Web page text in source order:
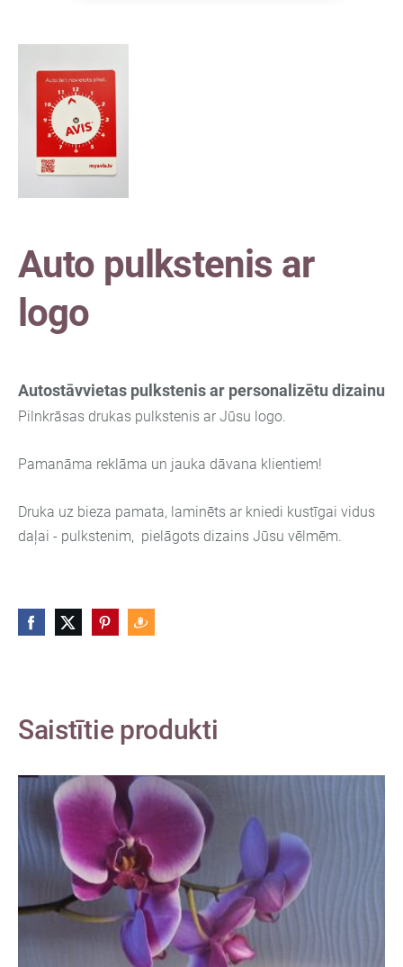
Auto pulkstenis ar
logo
Autostāvvietas pulkstenis ar personalizētu dizainu
Pilnkrāsas drukas pulkstenis ar Jūsu logo.
Pamanāma reklāma un jauka dāvana klientiem!
Druka uz bieza pamata, laminēts ar kniedi kustīgai vidus
daļai - pulkstenim, pielāgots dizains Jūsu vēlmēm.
Saistītie produkti